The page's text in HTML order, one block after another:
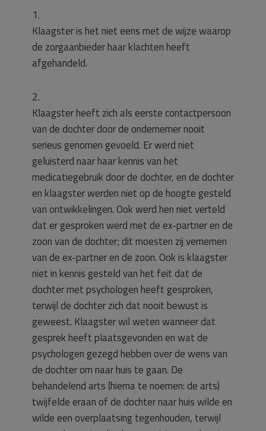
1.
Klaagster is het niet eens met de wijze waarop
de zorgaanbieder haar klachten heeft
afgehandeld.
2.
Klaagster heeft zich als eerste contactpersoon
van de dochter door de ondernemer nooit
serieus genomen gevoeld. Er werd niet
geluisterd naar haar kennis van het
medicatiegebruik door de dochter, en de dochter
en klaagster werden niet op de hoogte gesteld
van ontwikkelingen. Ook werd hen niet verteld
dat er gesproken werd met de ex-partner en de
zoon van de dochter; dit moesten zij vernemen
van de ex-partner en de zoon. Ook is klaagster
niet in kennis gesteld van het feit dat de
dochter met psychologen heeft gesproken,
terwijl de dochter zich dat nooit bewust is
geweest. Klaagster wil weten wanneer dat
gesprek heeft plaatsgevonden en wat de
psychologen gezegd hebben over de wens van
de dochter om naar huis te gaan. De
behandelend arts (hierna te noemen: de arts)
twijfelde eraan of de dochter naar huis wilde en
wilde een overplaatsing tegenhouden, terwijl